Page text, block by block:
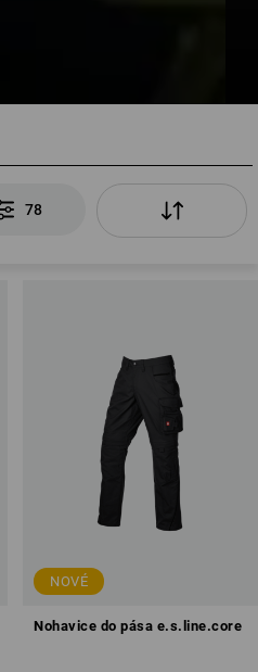
78
NOVÉ
Nohavice do pása e.s.line.core